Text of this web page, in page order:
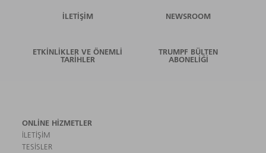
İLETIŞIM NEWSROOM
ETKINLIKLER VE ÖNEMLI
TARIHLER
TRUMPF BÜLTEN
ABONELIĞI
ONLINE HIZMETLER
İLETIŞIM
TESISLER